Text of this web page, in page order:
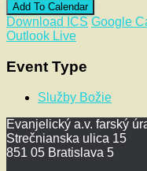
Add To Calendar
Download ICS Google
Outlook Live
Event Type
Služby Božie
Evanjelický a.v. farský
Strečnianska ulica 15
851 05 Bratislava 5